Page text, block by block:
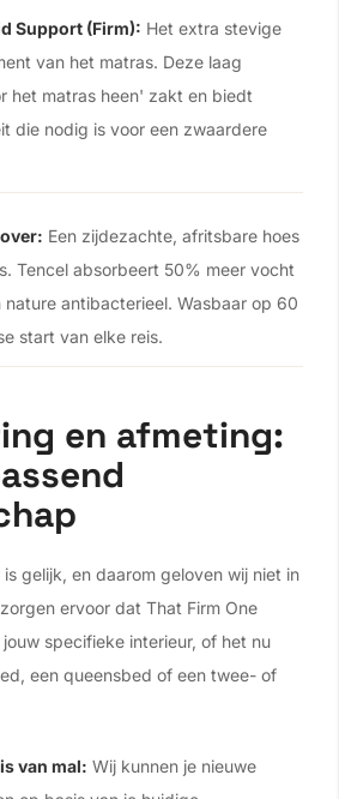
Support (Firm): Het extra stevige
van het matras. Deze laag
het matras heen' zakt en biedt
die nodig is voor een zwaardere
Een zijdezachte, afritsbare hoes
Tencel absorbeert 50% meer vocht
antibacterieel. Wasbaar op 60
start van elke reis.
en afmeting:
gelijk, en daarom geloven wij niet in
ervoor dat That Firm One
specifieke interieur, of het nu
een queensbed of een twee- of
van mal: Wij kunnen je nieuwe